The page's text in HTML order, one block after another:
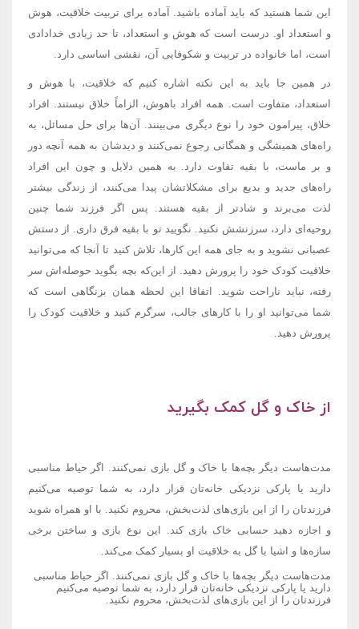
این شما هستید که باید آماده باشید. آماده برای تربیت خلاقیت، هوش
و استعداد او. درست است که هوش و استعداد، تا حد زیادی خدادادی
است، اما خانواده در تربیت و شکوفایی آن، نقشی اساسی دارد.
در همین جا باید به این نکته اشاره کنیم که خلاقیت، با هوش و
استعداد، متفاوت است. همه افراد باهوش، الزاماً خلاق نیستند. افراد
خلاق، پیرامون خود را نوع دیگری می‌بینند. آن‌ها برای حل مسائل، به
راه‌های همیشگی و همگانی رجوع نمی‌کنند و دیدشان به همه آنچه دور
و بر ماست، با بقیه تفاوت دارد. به همین دلایل و چون این افراد
راه‌های جدید و بدیع برای مشکلاتشان پیدا می‌کنند، از زندگی بیشتر
لذت می‌برند و شادتر از بقیه هستند. پس اگر فرزند شما چنین
روحیه‌ای دارد، سرزنشش نکنید. نگویید تو با بقیه فرق داری. از دستش
عصبانی نشوید و به جای همه این کارها، تلاش کنید تا آنجا که می‌توانید
خلاقیت کودک خود را پرورش دهید. از این‌که بچه بگوید حوصله‌اش سر
رفته، نباید ناراحت شوید. اتفاقا این لحظه همان بزنگاهی است که
شما می‌توانید او را با کارهای جالب، سرگرم کنید و خلاقیت کودک را
پرورش دهید.
از خاک و گل کمک بگیرید
مدت‌هاست دیگر بچه‌ها با خاک و گل بازی نمی‌کنند. اگر حیاط مناسبی
دارید یا پارکی نزدیکی خانه‌تان قرار دارد، به شما توصیه می‌کنیم
فرزندتان را از این بازی‌های لذت‌بخش، محروم نکنید. با او همراه شوید
و اجازه دهید حسابی خاک بازی کند. این نوع بازی و ساختن برخی
سازه‌ها و اشیا با گل به خلاقیت او بسیار کمک می‌کند.
مدت‌هاست دیگر بچه‌ها با خاک و گل بازی نمی‌کنند. اگر حیاط مناسبی
دارید یا پارکی نزدیکی خانه‌تان قرار دارد، به شما توصیه می‌کنیم
فرزندتان را از این بازی‌های لذت‌بخش، محروم نکنید.